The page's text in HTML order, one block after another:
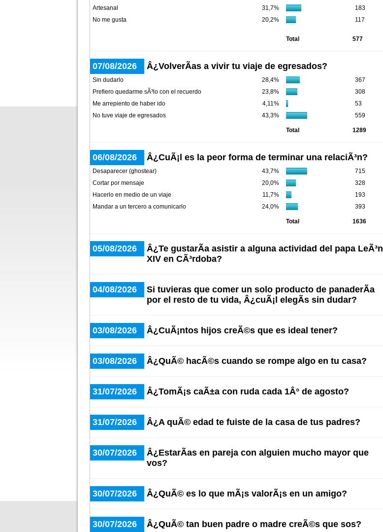
Artesanal
31,7%
183
No me gusta
20,2% 117
Total 577
07/08/2026 Â¿VolverÃ­as a vivir tu viaje de egresados?
Sin dudarlo 28,4%
367
Prefiero quedarme sÃ³lo con el recuerdo
23,8%
308
Me arrepiento de haber ido
4,11%
53
No tuve viaje de egresados
43,3% 559
Total 1289
06/08/2026 Â¿CuÃ¡l es la peor forma de terminar una relaciÃ³n?
Desaparecer (ghostear) 43,7%
715
Cortar por mensaje
20,0%
328
Hacerlo en medio de un viaje
11,7%
193
Mandar a un tercero a comunicarlo
24,0% 393
Total 1636
05/08/2026
Â¿Te gustarÃ­a asistir a alguna actividad del papa LeÃ³n
XIV en CÃ³rdoba?
04/08/2026
Si tuvieras que comer un solo producto de panaderÃ­a
por el resto de tu vida, Â¿cuÃ¡l elegÃ­s sin dudar?
03/08/2026 Â¿CuÃ¡ntos hijos creÃ©s que es ideal tener?
03/08/2026 Â¿QuÃ© hacÃ©s cuando se rompe algo en tu casa?
31/07/2026 Â¿TomÃ¡s caÃ±a con ruda cada 1Â° de agosto?
31/07/2026 Â¿A quÃ© edad te fuiste de la casa de tus padres?
30/07/2026
Â¿EstarÃ­as en pareja con alguien mucho mayor que
vos?
30/07/2026 Â¿QuÃ© es lo que mÃ¡s valorÃ¡s en un amigo?
30/07/2026 Â¿QuÃ© tan buen padre o madre creÃ©s que sos?